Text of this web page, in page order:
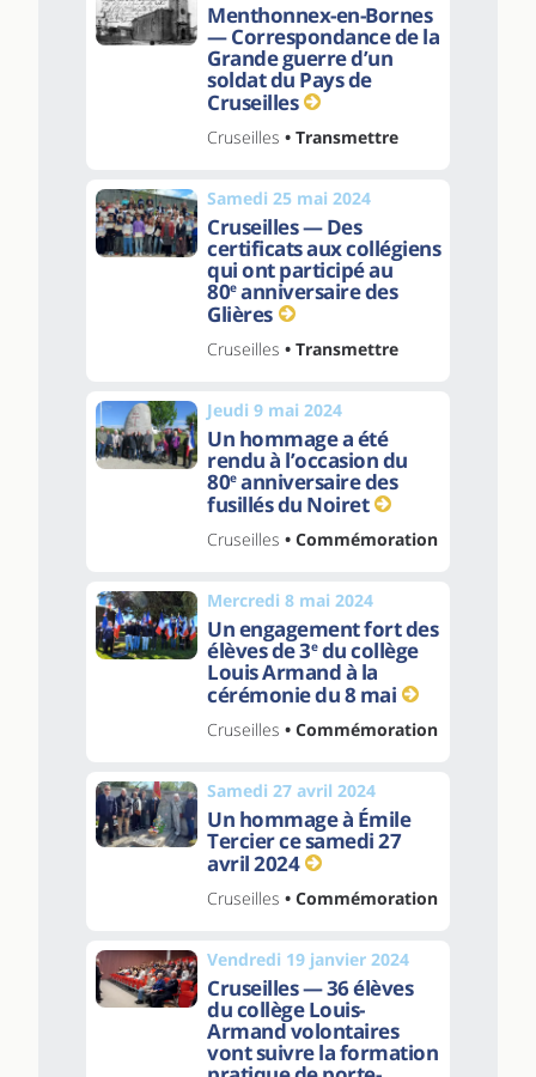
Menthonnex-en-Bornes
— Correspondance de la
Grande guerre d’un
soldat du Pays de
Cruseilles
Cruseilles • Transmettre
Samedi 25 mai 2024
Cruseilles — Des
certificats aux collégiens
qui ont participé au
80eanniversaire des
Glières
Cruseilles • Transmettre
Jeudi 9 mai 2024
Un hommage a été
rendu à l’occasion du
80eanniversaire des
fusillés du Noiret
Cruseilles • Commémoration
Mercredi 8 mai 2024
Un engagement fort des
élèves de 3edu collège
Louis Armand à la
cérémonie du 8 mai
Cruseilles • Commémoration
Samedi 27 avril 2024
Un hommage à Émile
Tercier ce samedi 27
avril 2024
Cruseilles • Commémoration
Vendredi 19 janvier 2024
Cruseilles — 36 élèves
du collège Louis-
Armand volontaires
vont suivre la formation